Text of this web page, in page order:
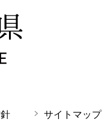
サイトマップ